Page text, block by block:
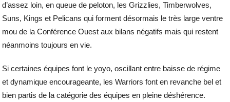
d’assez loin, en queue de peloton, les Grizzlies, Timberwolves,
Suns, Kings et Pelicans qui forment désormais le très large ventre
mou de la Conférence Ouest aux bilans négatifs mais qui restent
néanmoins toujours en vie.
Si certaines équipes font le yoyo, oscillant entre baisse de régime
et dynamique encourageante, les Warriors font en revanche bel et
bien partis de la catégorie des équipes en pleine déshérence.